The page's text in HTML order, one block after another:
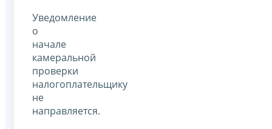
Уведомление
о
начале
камеральной
проверки
налогоплательщику
не
направляется.